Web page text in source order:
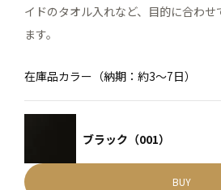
イドのタオル入れなど、目的に合わせ
ます。
在庫品カラー（納期：約3～7日）
ブラック（001）
BUY